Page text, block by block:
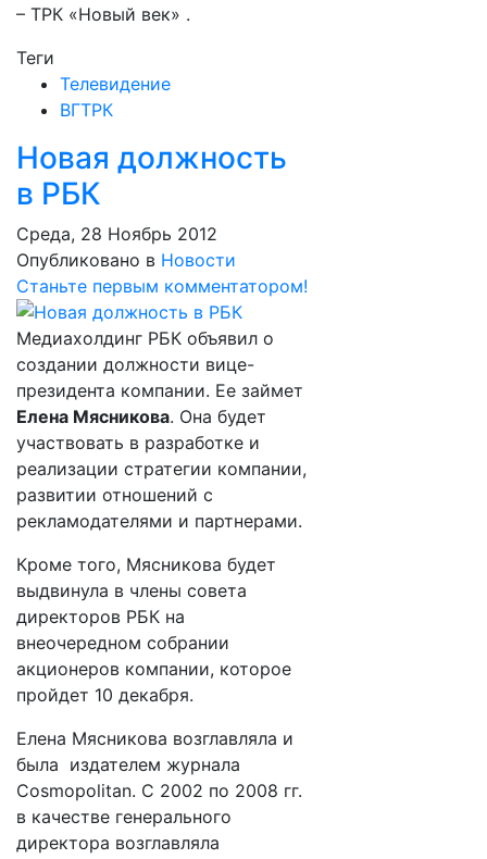
– ТРК «Новый век» .
Теги
Телевидение
ВГТРК
Новая должность
в РБК
Среда, 28 Ноябрь 2012
Опубликовано в Новости
Станьте первым комментатором!
Медиахолдинг РБК объявил о
создании должности вице-
президента компании. Ее займет
Елена Мясникова. Она будет
участвовать в разработке и
реализации стратегии компании,
развитии отношений с
рекламодателями и партнерами.
Кроме того, Мясникова будет
выдвинула в члены совета
директоров РБК на
внеочередном собрании
акционеров компании, которое
пройдет 10 декабря.
Елена Мясникова возглавляла и
была издателем журнала
Cosmopolitan. С 2002 по 2008 гг.
в качестве генерального
директора возглавляла